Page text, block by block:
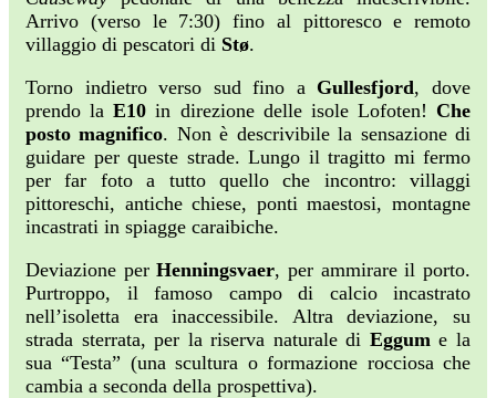
Arrivo (verso le 7:30) fino al pittoresco e remoto
villaggio di pescatori di Stø.
Torno indietro verso sud fino a Gullesfjord, dove
prendo laE10 in direzione delle isole Lofoten! Che
posto magnifico. Non è descrivibile la sensazione di
guidare per queste strade. Lungo il tragitto mi fermo
per far foto a tutto quello che incontro: villaggi
pittoreschi, antiche chiese, ponti maestosi, montagne
incastrati in spiagge caraibiche.
Deviazione perHenningsvaer, per ammirare il porto.
Purtroppo, il famoso campo di calcio incastrato
nell’isoletta era inaccessibile. Altra deviazione, su
strada sterrata, per la riserva naturale di Eggum e la
sua “Testa” (una scultura o formazione rocciosa che
cambia a seconda della prospettiva).